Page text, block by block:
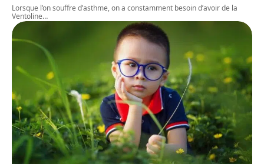
Lorsque l’on souffre d’asthme, on a constamment besoin d’avoir de la
Ventoline…